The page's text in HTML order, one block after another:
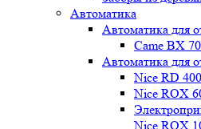
Автоматика
Автоматика для
Came BX
Автоматика для
Nice RD
Nice ROX
Nice ROX